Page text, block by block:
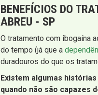
BENEFÍCIOS DO
ABREU - SP
O tratamento com ibogaína
do tempo (já que a
duradouros do que os
Existem algumas
quando não são capazes